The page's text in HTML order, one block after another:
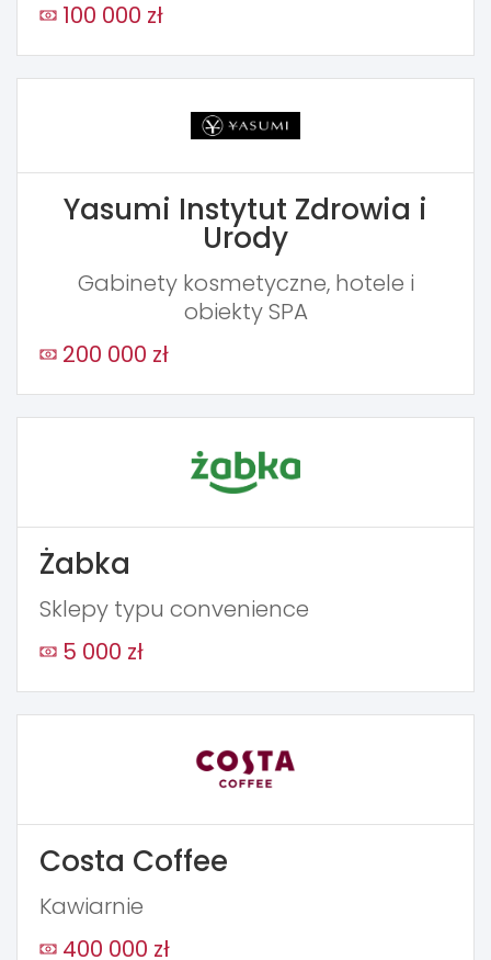
100 000 zł
Yasumi Instytut Zdrowia i
Urody
Gabinety kosmetyczne, hotele i
obiekty SPA
200 000 zł
Żabka
Sklepy typu convenience
5 000 zł
Costa Coffee
Kawiarnie
400 000 zł